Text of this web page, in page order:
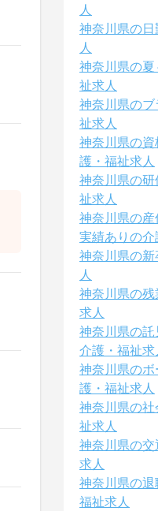
人
神奈川県の
人
神奈川県の
祉求人
神奈川県の
祉求人
神奈川県の
護・福祉求人
神奈川県の
祉求人
神奈川県の
実績ありの介
神奈川県の
人
神奈川県の
求人
神奈川県の
介護・福祉求
神奈川県の
護・福祉求人
神奈川県の
祉求人
神奈川県の
求人
神奈川県の退
福祉求人